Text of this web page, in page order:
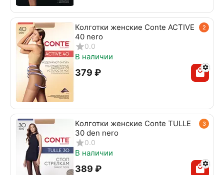
2
Колготки женские Conte ACTIVE
40 nero
0.0
В наличии
‍379‍ ₽
3
Колготки женские Conte TULLE
30 den nero
0.0
В наличии
‍389‍ ₽